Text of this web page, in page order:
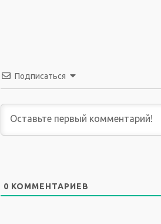
Подписаться
0 КОММЕНТАРИЕВ